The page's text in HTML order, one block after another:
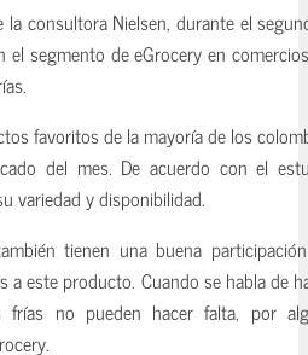
la consultora Nielsen, durante el
segmento de eGrocery en
favoritos de la mayoría de los
del mes. De acuerdo con el
variedad y disponibilidad.
tienen una buena
a este producto. Cuando se habla de
frías no pueden hacer falta, por